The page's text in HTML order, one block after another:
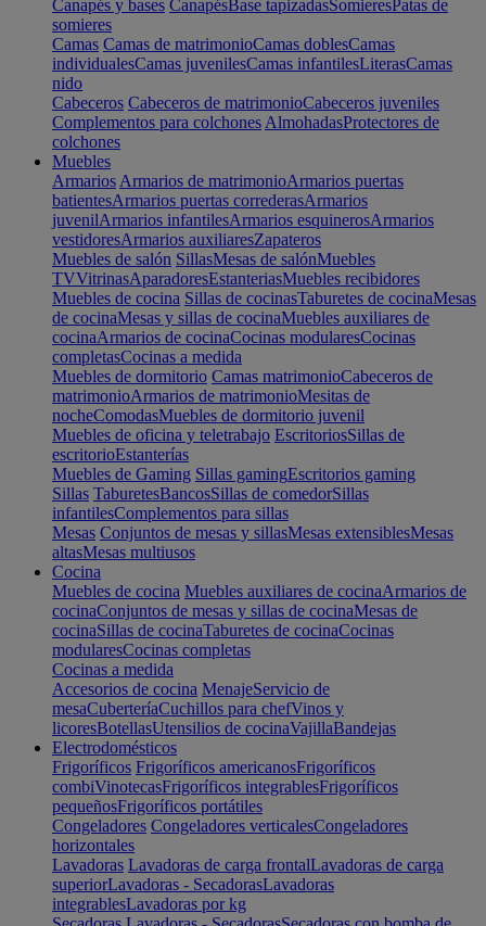
Canapés y bases CanapésBase tapizadasSomieresPatas de
somieres
Camas Camas de matrimonioCamas doblesCamas
individualesCamas juvenilesCamas infantilesLiterasCamas
nido
Cabeceros Cabeceros de matrimonioCabeceros juveniles
Complementos para colchones AlmohadasProtectores de
colchones
Muebles
Armarios Armarios de matrimonioArmarios puertas
batientesArmarios puertas correderasArmarios
juvenilArmarios infantilesArmarios esquinerosArmarios
vestidoresArmarios auxiliaresZapateros
Muebles de salón SillasMesas de salónMuebles
TVVitrinasAparadoresEstanteriasMuebles recibidores
Muebles de cocina Sillas de cocinasTaburetes de cocinaMesas
de cocinaMesas y sillas de cocinaMuebles auxiliares de
cocinaArmarios de cocinaCocinas modularesCocinas
completasCocinas a medida
Muebles de dormitorio Camas matrimonioCabeceros de
matrimonioArmarios de matrimonioMesitas de
nocheComodasMuebles de dormitorio juvenil
Muebles de oficina y teletrabajo EscritoriosSillas de
escritorioEstanterías
Muebles de Gaming Sillas gamingEscritorios gaming
Sillas TaburetesBancosSillas de comedorSillas
infantilesComplementos para sillas
Mesas Conjuntos de mesas y sillasMesas extensiblesMesas
altasMesas multiusos
Cocina
Muebles de cocina Muebles auxiliares de cocinaArmarios de
cocinaConjuntos de mesas y sillas de cocinaMesas de
cocinaSillas de cocinaTaburetes de cocinaCocinas
modularesCocinas completas
Cocinas a medida
Accesorios de cocina MenajeServicio de
mesaCuberteríaCuchillos para chefVinos y
licoresBotellasUtensilios de cocinaVajillaBandejas
Electrodomésticos
Frigoríficos Frigoríficos americanosFrigoríficos
combiVinotecasFrigoríficos integrablesFrigoríficos
pequeñosFrigoríficos portátiles
Congeladores Congeladores verticalesCongeladores
horizontales
Lavadoras Lavadoras de carga frontalLavadoras de carga
superiorLavadoras - SecadorasLavadoras
integrablesLavadoras por kg